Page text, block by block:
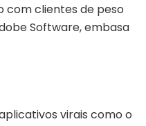
com clientes de peso
Software, embasa
virais como o